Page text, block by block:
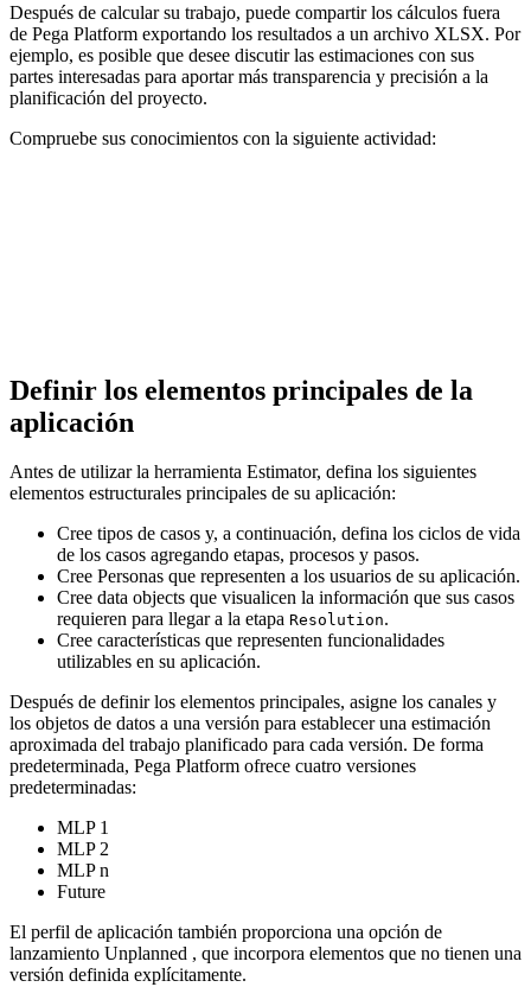
Después de calcular su trabajo, puede compartir los cálculos fuera
de Pega Platform exportando los resultados a un archivo XLSX. Por
ejemplo, es posible que desee discutir las estimaciones con sus
partes interesadas para aportar más transparencia y precisión a la
planificación del proyecto.
Compruebe sus conocimientos con la siguiente actividad:
Definir los elementos principales de la
aplicación
Antes de utilizar la herramienta Estimator, defina los siguientes
elementos estructurales principales de su aplicación:
Cree tipos de casos y, a continuación, defina los ciclos de vida
de los casos agregando etapas, procesos y pasos.
Cree Personas que representen a los usuarios de su aplicación.
Cree data objects que visualicen la información que sus casos
requieren para llegar a la etapa Resolution.
Cree características que representen funcionalidades
utilizables en su aplicación.
Después de definir los elementos principales, asigne los canales y
los objetos de datos a una versión para establecer una estimación
aproximada del trabajo planificado para cada versión. De forma
predeterminada, Pega Platform ofrece cuatro versiones
predeterminadas:
MLP 1
MLP 2
MLP n
Future
El perfil de aplicación también proporciona una opción de
lanzamiento Unplanned , que incorpora elementos que no tienen una
versión definida explícitamente.